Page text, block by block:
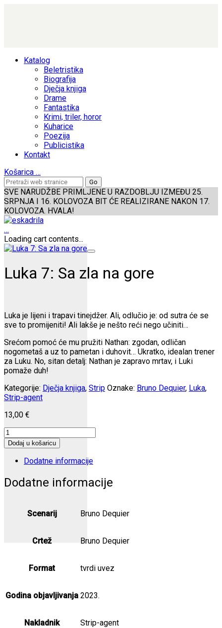
Katalog
Beletristika
Biografija
Dječja knjiga
Drame
Fantastika
Krimi, triler, horor
Kuharice
Poezija
Publicistika
Kontakt
Košarica …
SVE NARUDŽBE PRIMLJENE U RAZDOBLJU IZMEĐU 25.
SRPNJA I 16. KOLOVOZA BIT ĆE REALIZIRANE NAKON 17.
KOLOVOZA. HVALA!
…
Loading cart contents...
Luka 7: Sa zla na gore
Luka je lijeni i trapavi tinejdžer. Ali, odlučio je: od sutra će se
sve to promijeniti! Ali lakše je nešto reći nego učiniti…
Srećom pomoć će mu pružiti Nathan: zgodan, odličan
nogometaš a uz to pametan i duhovit… Ukratko, idealan trener
za Luku. No, sitan detalj: Nathan je zapravo mrtav, i Luki
pomaže duh!
Kategorije: Dječja knjiga, Strip Oznake: Bruno Dequier, Luka,
Strip-agent
13,00 €
Luka
7:
Sa
gore
količina
Dodaj u košaricu
Dodatne informacije
Dodatne informacije
Scenarij Bruno Dequier
Crtež Bruno Dequier
Format tvrdi uvez
Godina objavljivanja 2023.
Nakladnik Strip-agent